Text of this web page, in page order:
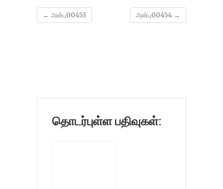
← அன்பு00453 அன்பு00454 →
தொடர்புள்ள பதிவுகள்: